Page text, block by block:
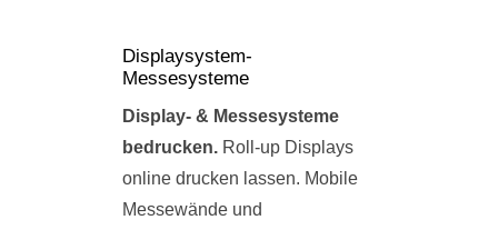
Displaysystem-
Messesysteme
Display- & Messesysteme
bedrucken. Roll-up Displays
online drucken lassen. Mobile
Messewände und